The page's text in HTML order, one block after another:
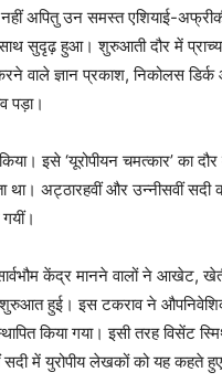
अपितु उन समस्त एशियाई-
सुदृढ़ हुआ। शुरुआती दौर में
ज्ञान प्रकाश, निकोलस डिर्क
पड़ा।
इसे ‘यूरोपीयन चमत्कार’ का
अट्ठारहवीं और उन्नीसवीं सदी
केंद्र मानने वालों ने आखेट,
हुई। इस टकराव ने औपनिवेशिक
किया गया। इसी तरह
में युरोपीय लेखकों को यह कहते